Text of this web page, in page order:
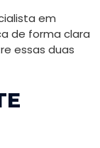
em
de forma clara
essas duas